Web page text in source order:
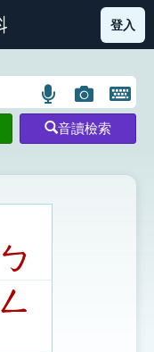
部首索引表圖示
登入
語
言
搜
示
圖
片
搜
開
鍵
圖
音讀檢索
ㄅ
ㄥ